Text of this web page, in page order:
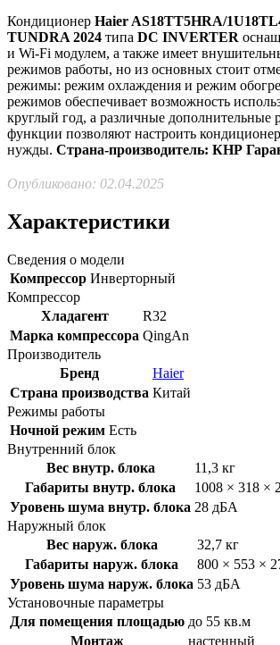
Кондиционер Haier AS18TT5HRA/
TUNDRA 2024 типа DC INVERTER
и Wi-Fi модулем, а также имеет
режимов работы, но из основных стоит
режимы: режим охлаждения и режим
режимов обеспечивает возможность
круглый год, а различные дополнительные
функции позволяют настроить
нужды. Страна-производитель: КНР
Опубликовано: 02.04.2025
Характеристики
Сведения о модели
Компрессор Инверторный
Компрессор
Хладагент
R32
Марка компрессора QingAn
Производитель
Бренд
Haier
Страна производства Китай
Режимы работы
Ночной режим Есть
Внутренний блок
Вес внутр. блока
11,3 кг
Габариты внутр. блока
1008 × 318 ×
Уровень шума внутр. блока 28 дБА
Наружный блок
Вес наруж. блока
32,7 кг
Габариты наруж. блока
800 × 553 ×
Уровень шума наруж. блока 53 дБА
Установочные параметры
Для помещения площадью до 55 кв.м
Монтаж
настенный